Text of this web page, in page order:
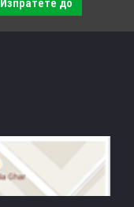
Изпратете до